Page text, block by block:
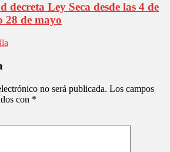
decreta Ley Seca desde las 4 de
28 de mayo
no será publicada. Los campos
con *